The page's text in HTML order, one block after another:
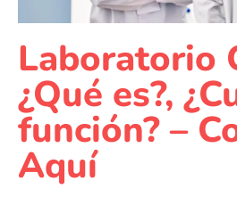
Laboratorio
¿Qué es?,
función? –
Aquí